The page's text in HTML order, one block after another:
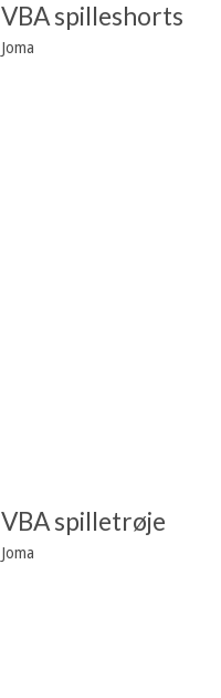
VBA spilleshorts
Joma
VBA spilletrøje
Joma